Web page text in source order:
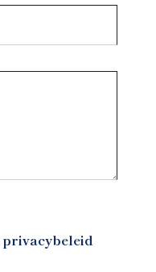
privacybeleid